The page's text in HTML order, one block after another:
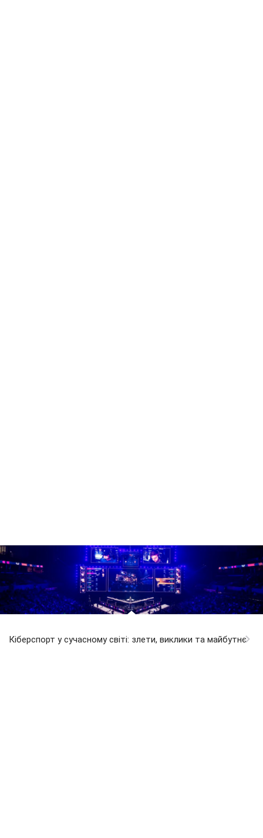
Кіберспорт у сучасному світі: злети, виклики та майбутнє